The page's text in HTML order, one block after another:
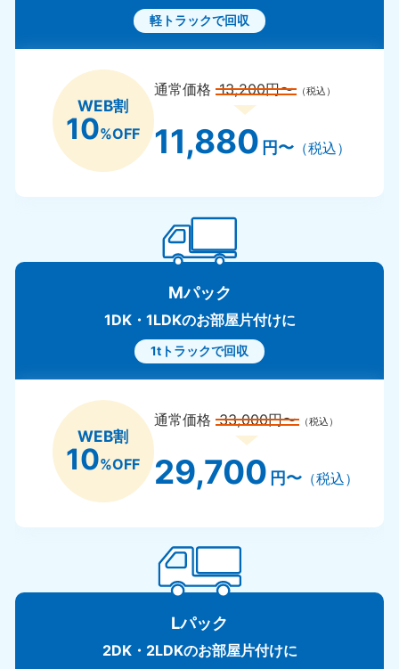
軽トラックで回収
WEB割
10%OFF
通常価格13,200円〜 （税込）
11,880 円〜（税込）
Mパック
1DK・1LDKのお部屋片付けに
1tトラックで回収
WEB割
10%OFF
通常価格33,000円〜 （税込）
29,700 円〜（税込）
Lパック
2DK・2LDKのお部屋片付けに